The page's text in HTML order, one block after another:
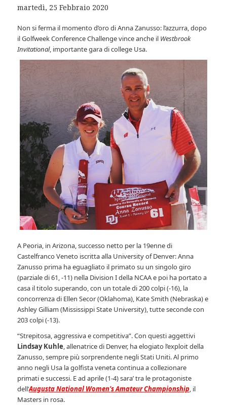
martedì, 25 Febbraio 2020
Non si ferma il momento d’oro di Anna Zanusso: l’azzurra, dopo
il Golfweek Conference Challenge vince anche il Westbrook
Invitational, importante gara di college Usa.
A Peoria, in Arizona, successo netto per la 19enne di
Castelfranco Veneto iscritta alla University of Denver: Anna
Zanusso prima ha eguagliato il primato su un singolo giro
(parziale di 61, -11) nella Division I della NCAA e poi ha portato a
casa il titolo superando, con un totale di 200 colpi (-16), la
concorrenza di Ellen Secor (Oklahoma), Kate Smith (Nebraska) e
Ashley Gilliam (Mississippi State University), tutte seconde con
203 colpi (-13).
“Strepitosa, aggressiva e competitiva”. Con questi aggettivi
Lindsay Kuhle, allenatrice di Denver, ha elogiato l’exploit della
Zanusso, sempre più sorprendente negli Stati Uniti. Al primo
anno negli Usa la golfista veneta continua a collezionare
primati e successi. E ad aprile (1-4) sara’ tra le protagoniste
dell’Augusta National Women’s Amateur Championship, il
Masters in rosa.